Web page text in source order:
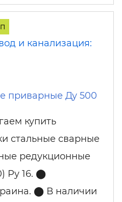
и канализация:
приварные Ду 500
купить
стальные сварные
редукционные
Ру 16. ⬤
⬤ В наличии